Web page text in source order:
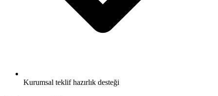
Kurumsal teklif hazırlık desteği